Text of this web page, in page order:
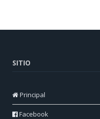
SITIO
Principal
Facebook